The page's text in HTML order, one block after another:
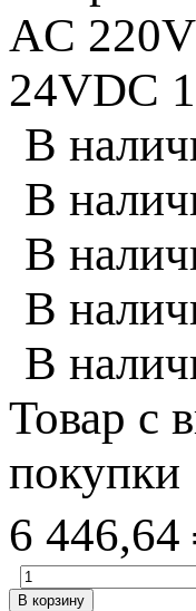
AC
24VDC
В
В
В
В
В
Товар с
покупки
6 446,64
В корзину